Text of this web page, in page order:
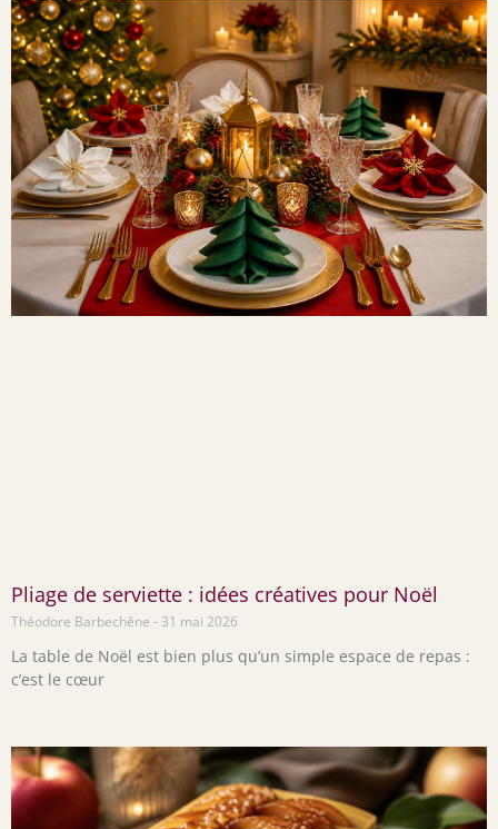
Pliage de serviette : idées créatives pour Noël
Théodore Barbechêne 31 mai 2026
La table de Noël est bien plus qu’un simple espace de repas :
c’est le cœur